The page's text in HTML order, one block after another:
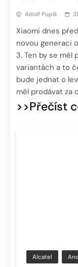
Adolf Pupík
Xiaomi dnes
novou generaci
3. Ten by se
variantách a to
bude jednat o
měl prodávat za
>>Přečíst
Alcatel